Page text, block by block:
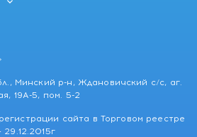
Минский р-н, Ждановичский с/с, аг.
19А-5, пом. 5-2
сайта в Торговом реестре